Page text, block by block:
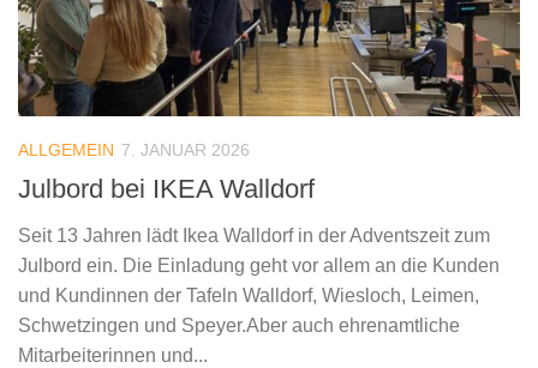
ALLGEMEIN 7. JANUAR 2026
Julbord bei IKEA Walldorf
Seit 13 Jahren lädt Ikea Walldorf in der Adventszeit zum
Julbord ein. Die Einladung geht vor allem an die Kunden
und Kundinnen der Tafeln Walldorf, Wiesloch, Leimen,
Schwetzingen und Speyer.Aber auch ehrenamtliche
Mitarbeiterinnen und...